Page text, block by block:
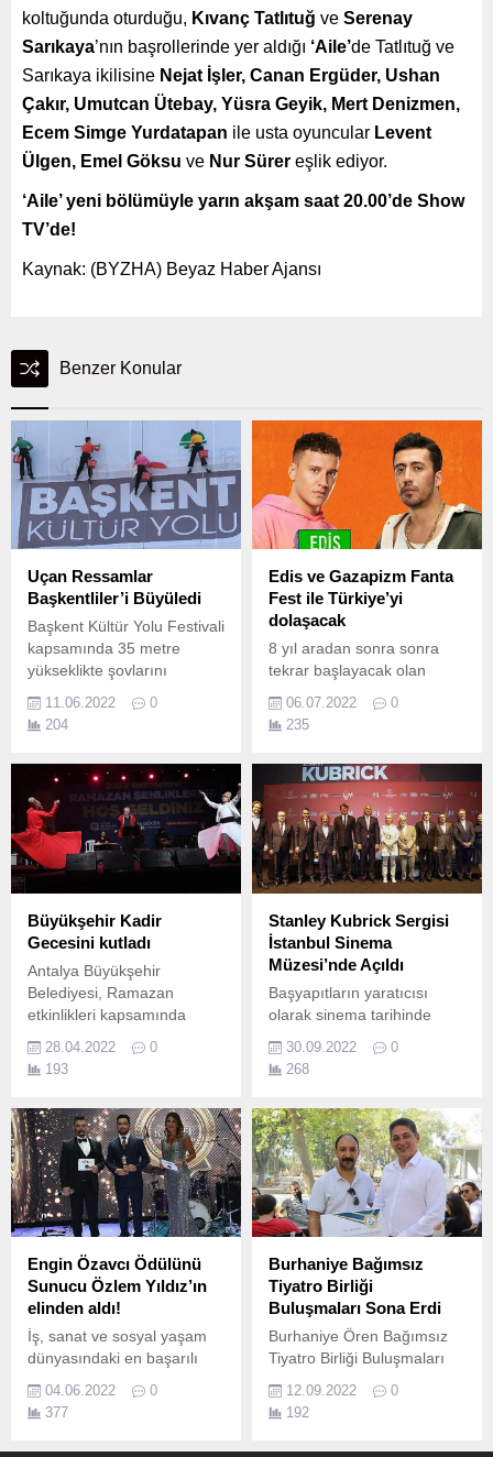
koltuğunda oturduğu, Kıvanç Tatlıtuğ ve Serenay
Sarıkaya’nın başrollerinde yer aldığı ‘Aile’de Tatlıtuğ ve
Sarıkaya ikilisine Nejat İşler, Canan Ergüder, Ushan
Çakır, Umutcan Ütebay, Yüsra Geyik, Mert Denizmen,
Ecem Simge Yurdatapan ile usta oyuncular Levent
Ülgen, Emel Göksu ve Nur Sürer eşlik ediyor.
‘Aile’ yeni bölümüyle yarın akşam saat 20.00’de Show
TV’de!
Kaynak: (BYZHA) Beyaz Haber Ajansı
Benzer Konular
Uçan Ressamlar
Başkentliler’i Büyüledi
Başkent Kültür Yolu Festivali
kapsamında 35 metre
yükseklikte şovlarını
sergileyen Uçan Ressamlar,
merak ve heyecanla izlendi.
11.06.2022
0
204
Edis ve Gazapizm Fanta
Fest ile Türkiye’yi
dolaşacak
8 yıl aradan sonra sonra
tekrar başlayacak olan
Fanta Fest, 10 şehirde
gençlere eğlence ve müzik
dolu bir dünya sunuyor.
06.07.2022
0
235
Büyükşehir Kadir
Gecesini kutladı
Antalya Büyükşehir
Belediyesi, Ramazan
etkinlikleri kapsamında
tasavvuf müziği konseri
düzenlendi.
28.04.2022
0
193
Stanley Kubrick Sergisi
İstanbul Sinema
Müzesi’nde Açıldı
Başyapıtların yaratıcısı
olarak sinema tarihinde
dehası Stanley Kubrick
hakkında bugüne kadar
İstanbul Sinema Müzesi'nde
açıldı.
30.09.2022
0
268
Engin Özavcı Ödülünü
Sunucu Özlem Yıldız’ın
elinden aldı!
İş, sanat ve sosyal yaşam
dünyasındaki en başarılı
isimlerin ödül aldığı
Uluslararası Altın Kalite
Ödülleri gecesi 25 Mayıs’ta
04.06.2022
0
377
Burhaniye Bağımsız
Tiyatro Birliği
Buluşmaları Sona Erdi
Burhaniye Ören Bağımsız
Tiyatro Birliği Buluşmaları
son buldu.
12.09.2022
0
192